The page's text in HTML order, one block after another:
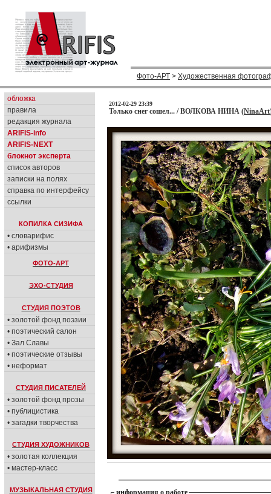
Фото-АРТ > Художественная
обложка
правила
редакция журнала
ARIFIS-info
ARIFIS-NEXT
блокнот эксперта
список авторов
записки на полях
справка по интерфейсу
ссылки
КОПИЛКА СИЗИФА
• словарифис
• арифизмы
ФОТО-АРТ
ЭХО-СТУДИЯ
СТУДИЯ ПОЭТОВ
• золотой фонд поэзии
• поэтический салон
• Зал Славы
• поэтические отзывы
• неформат
СТУДИЯ ПИСАТЕЛЕЙ
• золотой фонд прозы
• публицистика
• загадки творчества
СТУДИЯ ХУДОЖНИКОВ
• золотая коллекция
• мастер-класс
МУЗЫКАЛЬНАЯ СТУДИЯ
2012-02-29 23:39
Только снег сошел... / ВОЛКОВА НИНА (NinaArt
информация о работе